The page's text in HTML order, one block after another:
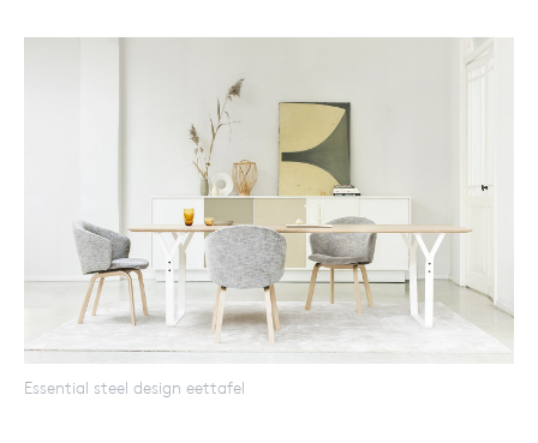
Essential steel design eettafel